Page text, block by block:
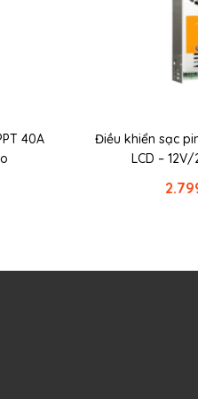
40A
Điều khiển sạc
LCD –